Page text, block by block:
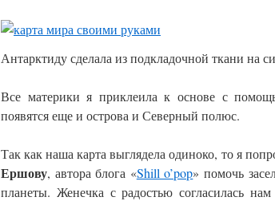
Антарктиду сделала из подкладочной ткани на
Все материки я приклеила к основе с
появятся еще и острова и Северный полюс.
Так как наша карта выглядела одиноко, то я
Ершову, автора блога «Shill o’pop» помочь
планеты. Женечка с радостью согласилась